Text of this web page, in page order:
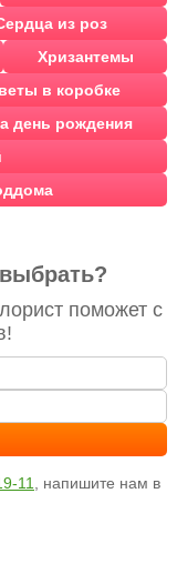
из роз
Хризантемы
в коробке
день рождения
поможет с
11
, напишите нам в